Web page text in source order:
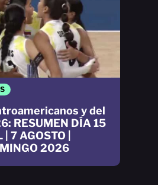
y del
RESUMEN DÍA 15
| 7 AGOSTO |
2026